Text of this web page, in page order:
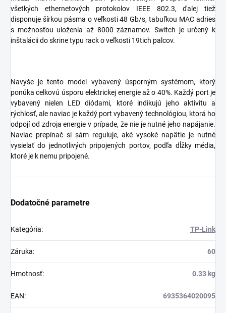
všetkých ethernetových protokolov IEEE 802.3, ďalej tiež
disponuje šírkou pásma o veľkosti 48 Gb/s, tabuľkou MAC adries
s možnosťou uloženia až 8000 záznamov. Switch je určený k
inštalácii do skrine typu rack o veľkosti 19tich palcov.
Navyše je tento model vybavený úsporným systémom, ktorý
ponúka celkovú úsporu elektrickej energie až o 40%. Každý port je
vybavený nielen LED diódami, ktoré indikujú jeho aktivitu a
rýchlosť, ale naviac je každý port vybavený technológiou, ktorá ho
odpojí od zdroja energie v prípade, že nie je nutné jeho napájanie.
Naviac prepínač si sám reguluje, aké vysoké napätie je nutné
vysielať do jednotlivých pripojených portov, podľa dĺžky média,
ktoré je k nemu pripojené.
Dodatočné parametre
Kategória: TP-Link
Záruka: 60
Hmotnosť: 0.33 kg
EAN: 6935364020095